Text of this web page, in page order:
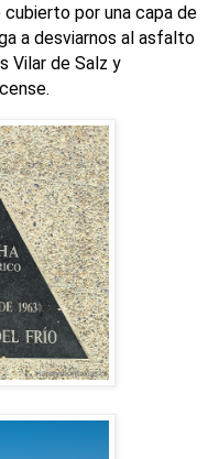
por una capa de
a desviarnos al asfalto
Vilar de Salz y